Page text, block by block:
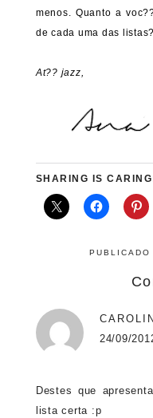
menos. Quanto a
de cada uma das listas?
At?? jazz,
SHARING IS
24/09/
Destes que
lista certa :p